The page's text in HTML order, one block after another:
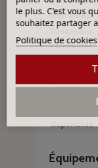
intérieures
extérieures
Livraison
disponibles
le plus. C'est vous
souhaitez partager
Politique de cookies